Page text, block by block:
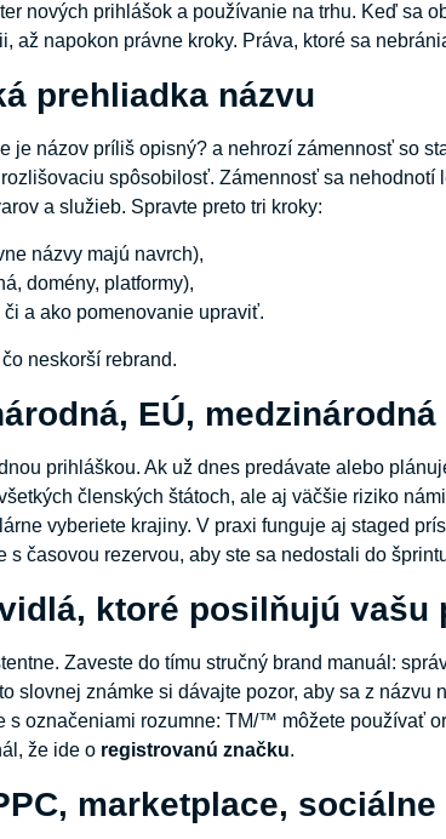
nových prihlášok a používanie na trhu. Keď sa
až napokon právne kroky. Práva, ktoré sa
prehliadka názvu
je názov príliš opisný? a nehrozí zámennosť so
spôsobilosť. Zámennosť sa nehodnotí
a služieb. Spravte preto tri kroky:
názvy majú navrch),
domény, platformy),
a ako pomenovanie upraviť.
neskorší rebrand.
EÚ, medzinárodná
prihláškou. Ak už dnes predávate alebo
členských štátoch, ale aj väčšie riziko
vyberiete krajiny. V praxi funguje aj staged
s časovou rezervou, aby ste sa nedostali do
ktoré posilňujú vašu
Zaveste do tímu stručný brand manuál:
slovnej známke si dávajte pozor, aby sa z názvu
s označeniami rozumne: TM/™ môžete používať
že ide o registrovanú značku.
marketplace, sociálne